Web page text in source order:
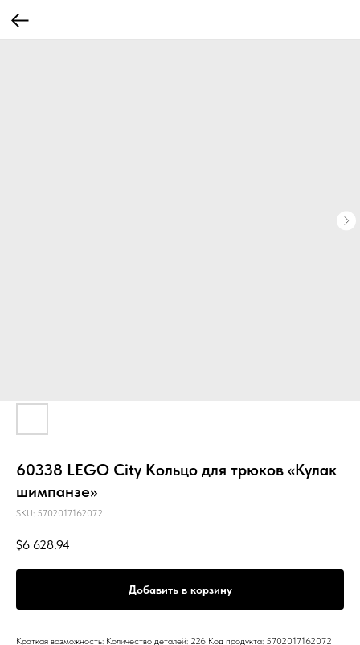
60338 LEGO City Кольцо для трюков «Кулак
шимпанзе»
SKU: 5702017162072
$6 628.94
Добавить в корзину
Краткая возможность: Количество деталей: 226 Код продукта: 5702017162072